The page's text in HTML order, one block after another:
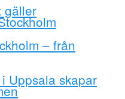
gäller
– från
Uppsala skapar